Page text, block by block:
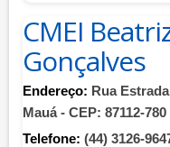
CMEI
Gonçalves
Endereço: Rua
Mauá - CEP: 87112-780
Telefone: (44) 3126-